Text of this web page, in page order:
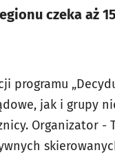
czeka aż
jak i grupy
Organizator -